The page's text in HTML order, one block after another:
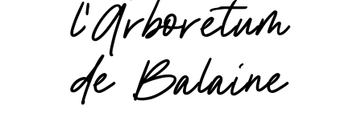
l’Arboretum
de Balaine